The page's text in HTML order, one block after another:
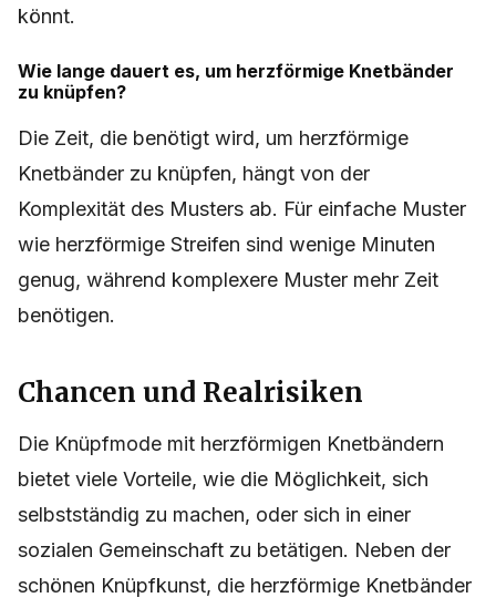
könnt.
Wie lange dauert es, um herzförmige Knetbänder
zu knüpfen?
Die Zeit, die benötigt wird, um herzförmige
Knetbänder zu knüpfen, hängt von der
Komplexität des Musters ab. Für einfache Muster
wie herzförmige Streifen sind wenige Minuten
genug, während komplexere Muster mehr Zeit
benötigen.
Chancen und Realrisiken
Die Knüpfmode mit herzförmigen Knetbändern
bietet viele Vorteile, wie die Möglichkeit, sich
selbstständig zu machen, oder sich in einer
sozialen Gemeinschaft zu betätigen. Neben der
schönen Knüpfkunst, die herzförmige Knetbänder